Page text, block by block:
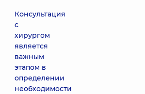
Консультация
с
хирургом
является
важным
этапом в
определении
необходимости